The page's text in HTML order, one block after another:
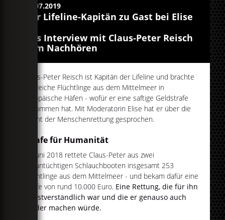
02.07.2019
Der Lifeline-Kapitän zu Gast bei Elise
Das Interview mit Claus-Peter Reisch
zum Nachhören
Claus-Peter Reisch ist Kapitän der Lifeline und brachte
zahlreiche Flüchtlinge aus dem Mittelmeer in
europäische Häfen - wofür er eine saftige Geldstrafe
bekommen hat. Mit Moderatorin Elise hat er über die
Pflicht der Menschenrettung gesprochen.
Strafe für Humanität
Im Juni 2018 rettete Claus-Peter aus zwei
seeuntüchtigen Schlauchbooten insgesamt 253
Flüchtlinge aus dem Mittelmeer - und bekam dafür eine
Strafe von rund 10.000 Euro. Eine Rettung, die für ihn
selbstverständlich war und die er genauso auch
wieder machen würde.